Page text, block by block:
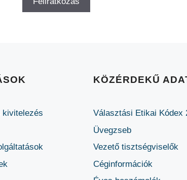
kivitelezés
KÖZÉRDEKŰ
Választási Etikai Kódex
Üvegzseb
Vezető tisztségviselők
Céginformációk